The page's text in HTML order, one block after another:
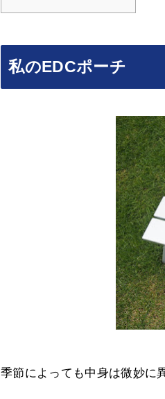
私のEDCポーチ
季節によっても中身は微妙に